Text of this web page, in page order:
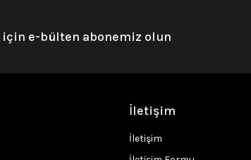
e-bülten abonemiz olun
İletişim
İletişim